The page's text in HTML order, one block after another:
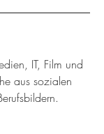
IT, Film und
aus sozialen